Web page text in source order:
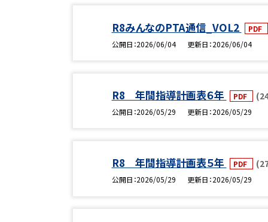
R8みんなのPTA通信_VOL2
PDF
公開日 2026/06/04 更新日 2026/06/04
R8 年間指導計画表６年 PDF
公開日 2026/05/29 更新日 2026/05/29
R8 年間指導計画表５年 PDF
公開日 2026/05/29 更新日 2026/05/29